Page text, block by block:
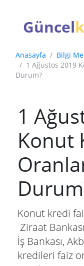
Güncel
Anasayfa
Bilgi
1 Ağustos 2019
Durum?
1
Konut
Konut kredi
Ziraat
İş Bankası,
kredileri faiz